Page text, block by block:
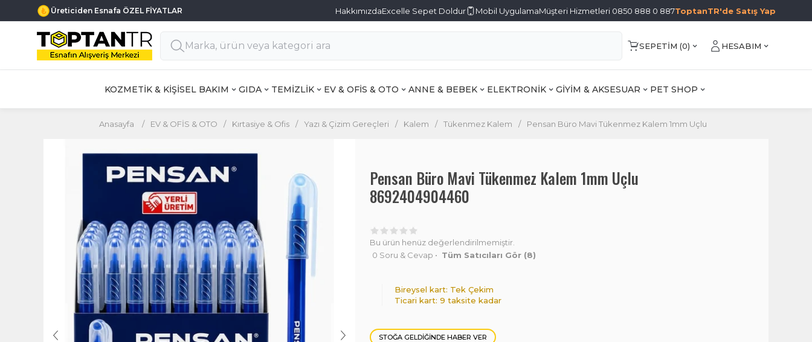
Haftanın 7 Günü MÜŞTERİ DESTEK HakkımızdaExcelle Sepet Doldur Mobil UygulamaMüşteri Hizmetleri 0850 888 0 887ToptanTR'de Satış Yap
SEPETIM (0) HESABIM
KOZMETİK & KİŞİSEL BAKIM GIDA TEMİZLİK EV & OFİS & OTO ANNE & BEBEK ELEKTRONİK GİYİM & AKSESUAR PET SHOP
Anasayfa / EV & OFİS & OTO / Kırtasiye & Ofis / Yazı & Çizim Gereçleri / Kalem / Tükenmez Kalem / Pensan Büro Mavi Tükenmez Kalem 1mm Uçlu
Pensan Büro Mavi Tükenmez Kalem 1mm Uçlu
8692404904460
Bu ürün henüz değerlendirilmemiştir.
0 Soru & Cevap • Tüm Satıcıları Gör (8)
Bireysel kart: Tek Çekim
Ticari kart: 9 taksite kadar
STOĞA GELDIĞINDE HABER VER